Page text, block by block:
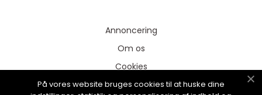
Annoncering
Om os
Cookies
Kontakt os
På vores website bruges cookies til at huske dine